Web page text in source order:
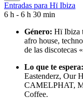
Entradas para Hï Ibiza
6 h - 6 h 30 min
Género: Hï Ibiza
afro house,
de las discotecas
Lo que te espera:
Eastenderz, Our
CAMELPHAT,
Coffee.